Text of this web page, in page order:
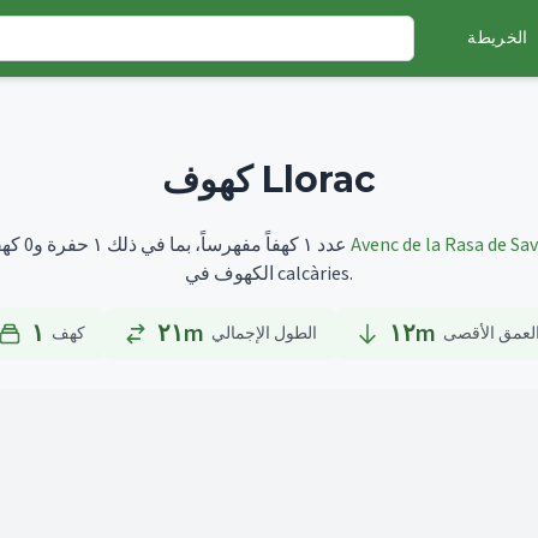
الخريطة
كهوف Llorac
تضم Llorac عدد ١ كهفاً مفهرساً، بما في ذلك ١ حفرة و0 كهفاً. Avenc de la Rasa de
الكهوف في calcàries.
١ كهف ٢١m الطول الإجمالي ١٢m العمق الأقصى